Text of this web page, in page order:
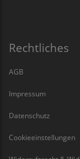
Rechtliches
AGB
Impressum
Datenschutz
Cookieeinstellungen